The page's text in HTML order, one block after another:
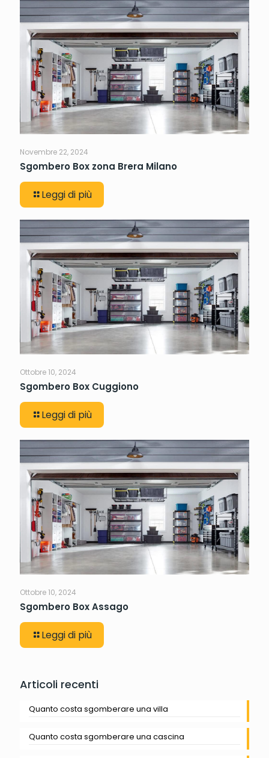
Novembre 22, 2024
Sgombero Box zona Brera Milano
Leggi di più
Ottobre 10, 2024
Sgombero Box Cuggiono
Leggi di più
Ottobre 10, 2024
Sgombero Box Assago
Leggi di più
Articoli recenti
Quanto costa sgomberare una villa
Quanto costa sgomberare una cascina